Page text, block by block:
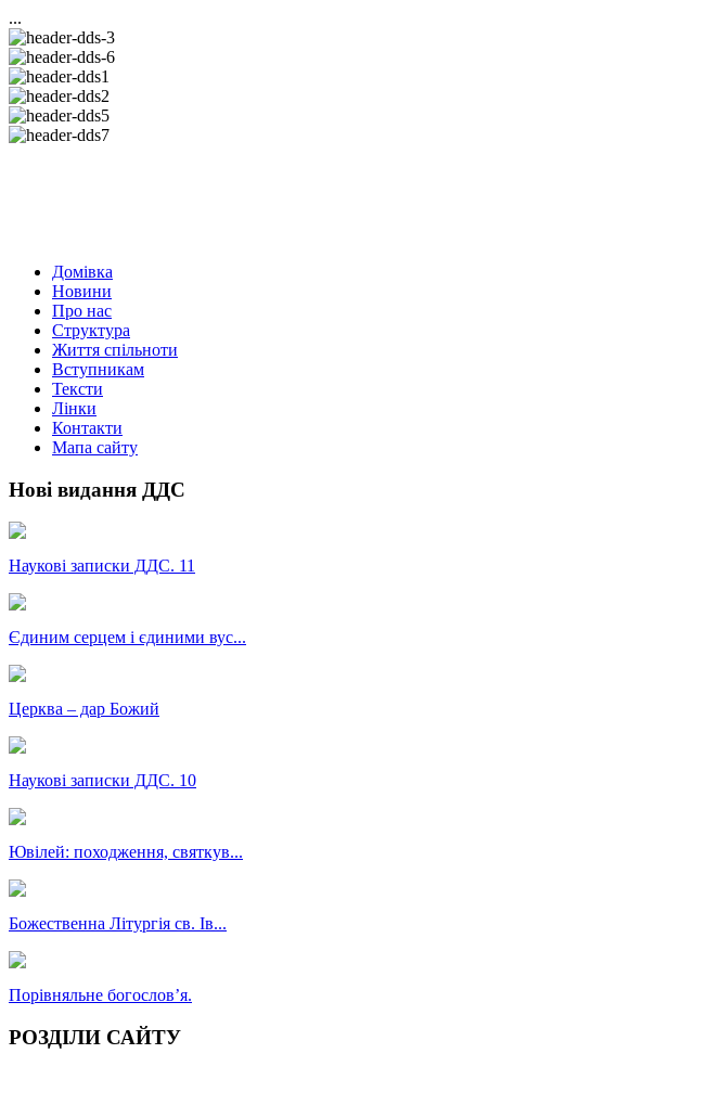
...
Домівка
Новини
Про нас
Структура
Життя спільноти
Вступникам
Тексти
Лінки
Контакти
Мапа сайту
Нові видання ДДС
Наукові записки ДДС. 11
Єдиним серцем і єдиними вус...
Церква – дар Божий
Наукові записки ДДС. 10
Ювілей: походження, святкув...
Божественна Літургія св. Ів...
Порівняльне богословʼя.
РОЗДІЛИ САЙТУ